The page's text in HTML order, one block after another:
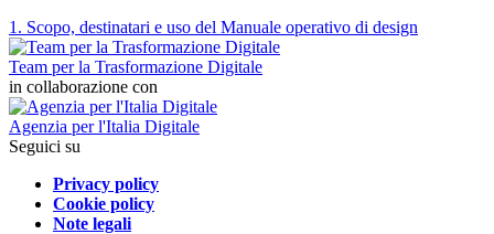
1. Scopo, destinatari e uso del Manuale operativo di design
Team per la Trasformazione Digitale
in collaborazione con
Agenzia per l'Italia Digitale
Seguici su
Privacy policy
Cookie policy
Note legali